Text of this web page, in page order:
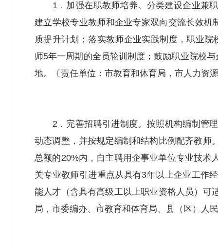
1．加强在职教师培养。分类建设企业兼职
建立学校专业教师和企业专家双向交流长效机
质提升计划；落实教师企业实践制度，职业
师5年一周期的全员轮训制度；鼓励职业院校
地。〔责任单位：市教育和体育局，市人力资
2．完善招聘引进制度。按照机构编制管理
动态调整，并按规定编制和结构比例配齐教师
总额的20%内，自主聘用企事业单位专业技术
关专业教师引进重点从具有3年以上企业工作
能人才（含具有高级工以上职业资格人员）可
局 ，市委编办、市教育和体育局、县（区）人